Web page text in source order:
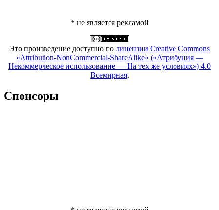
* не является рекламой
Это произведение доступно по лицензии Creative Commons
«Attribution-NonCommercial-ShareAlike» («Атрибуция —
Некоммерческое использование — На тех же условиях») 4.0
Всемирная.
Спонсоры